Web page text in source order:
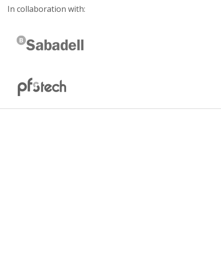
In collaboration with: